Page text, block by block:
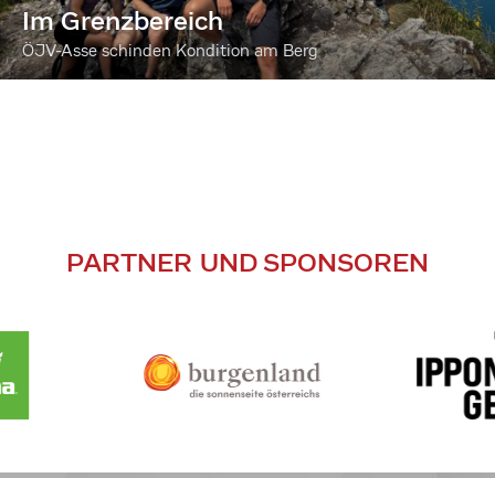
Im Grenzbereich
ÖJV-Asse schinden Kondition am Berg
PARTNER UND SPONSOREN